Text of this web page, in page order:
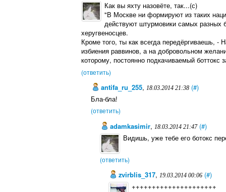
Как вы яхту назовёте, так...(с)
"В Москве ни формируют из таких
действуют штурмовики самых разных
херугвеносцев.
Кроме того, ты как всегда передёргиваешь,
избиения раввинов, а на добровольном
которому, постоянно подкачиваемый боттокс
(ответить)
antifa_ru_255, 18.03.2014 21:38 (#)
Бла-бла!
(ответить)
adamkasimir, 18.03.2014 21:47 (#)
Видишь, уже тебе его ботокс
(ответить)
zvirblis_317,19.03.2014 00:06 (#)
+++++++++++++++++++++